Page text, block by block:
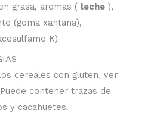
grasa, aromas ( leche ),
(goma xantana),
K)
cereales con gluten, ver
contener trazas de
y cacahuetes.